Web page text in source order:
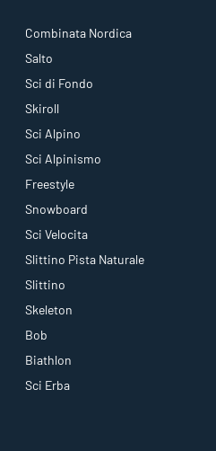
Combinata Nordica
Salto
Sci di Fondo
Skiroll
Sci Alpino
Sci Alpinismo
Freestyle
Snowboard
Sci Velocita
Slittino Pista Naturale
Slittino
Skeleton
Bob
Biathlon
Sci Erba